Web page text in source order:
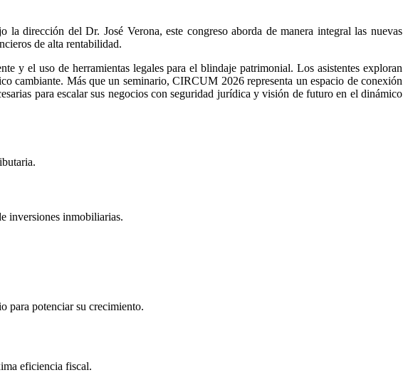
dirección del Dr. José Verona, este congreso aborda de manera integral las nuevas
de alta rentabilidad.
y el uso de herramientas legales para el blindaje patrimonial. Los asistentes exploran
cambiante. Más que un seminario, CIRCUM 2026 representa un espacio de conexión
para escalar sus negocios con seguridad jurídica y visión de futuro en el dinámico
inversiones inmobiliarias.
para potenciar su crecimiento.
eficiencia fiscal.